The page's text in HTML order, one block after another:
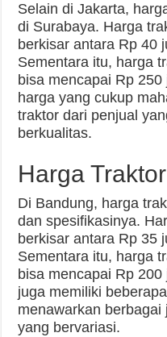
Selain di Jakarta,
di Surabaya. Harga
berkisar antara Rp 40
Sementara itu, harga
bisa mencapai Rp
harga yang cukup
traktor dari penjual
berkualitas.
Harga
Di Bandung, harga
dan spesifikasinya.
berkisar antara Rp 35
Sementara itu, harga
bisa mencapai Rp
juga memiliki
menawarkan
yang bervariasi.